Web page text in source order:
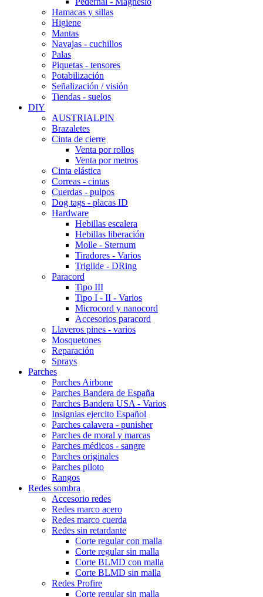
Hamacas y sillas
Higiene
Mantas
Navajas - cuchillos
Palas
Piquetas - tensores
Potabilización
Señalización / visión
Tiendas - suelos
DIY
AUSTRIALPIN
Brazaletes
Cinta de cierre
Venta por rollos
Venta por metros
Cinta elástica
Correas - cintas
Cuerdas - pulpos
Dog tags - placas ID
Hardware
Hebillas escalera
Hebillas liberación
Molle - Sternum
Tiradores - Varios
Triglide - DRing
Paracord
Tipo III
Tipo I - II - Varios
Microcord y nanocord
Accesorios paracord
Llaveros pines - varios
Mosquetones
Reparación
Sprays
Parches
Parches Airbone
Parches Bandera de España
Parches Bandera USA - Varios
Insignias ejercito Español
Parches calavera - punisher
Parches de moral y marcas
Parches médicos - sangre
Parches originales
Parches piloto
Rangos
Redes sombra
Accesorio redes
Redes marco acero
Redes marco cuerda
Redes sin retardante
Corte regular con malla
Corte regular sin malla
Corte BLMD con malla
Corte BLMD sin malla
Redes Profire
Corte regular sin malla